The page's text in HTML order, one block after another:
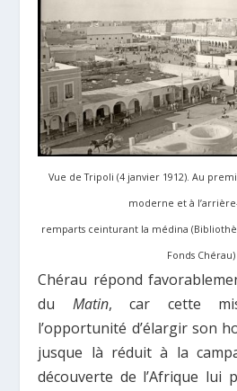
Vue de Tripoli (4 janvier 1912). Au
moderne et à
remparts ceinturant la médina
Fonds Chérau)
Chérau répond
du Matin, car cette
l’opportunité d’élargir son
jusque là réduit à la
découverte de l’Afrique lui